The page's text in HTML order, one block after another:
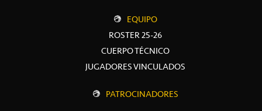
EQUIPO
ROSTER 25-26
CUERPO TÉCNICO
JUGADORES VINCULADOS
PATROCINADORES